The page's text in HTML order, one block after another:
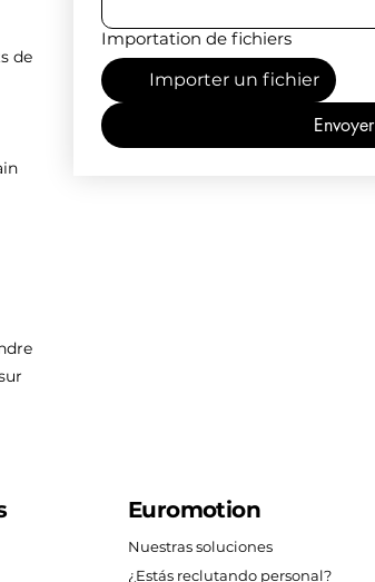
de
Importation de fichiers
Importer un fichier
Envoyer
Euromotion
Nuestras soluciones
¿Estás reclutando personal?